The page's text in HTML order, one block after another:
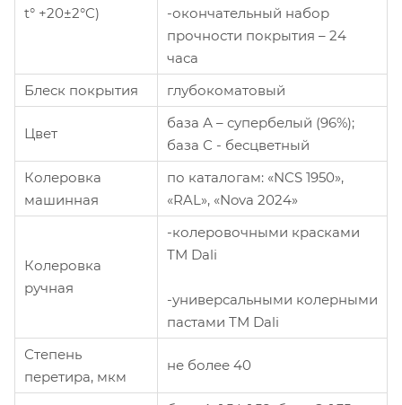
t° +20±2°C)
-окончательный набор
прочности покрытия – 24
часа
Блеск покрытия
глубокоматовый
Цвет
база А – супербелый (96%);
база С - бесцветный
Колеровка
машинная
по каталогам: «NCS 1950»,
«RAL», «Nova 2024»
Колеровка
ручная
-колеровочными красками
ТМ Dali
-универсальными колерными
пастами ТМ Dali
Степень
перетира, мкм
не более 40